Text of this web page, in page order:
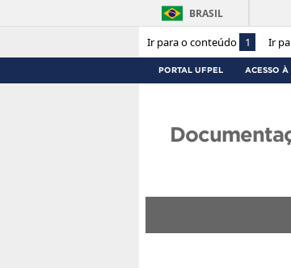
Ir para o conteúdo 1 Ir
BRASIL
PORTAL UFPEL ACESSO